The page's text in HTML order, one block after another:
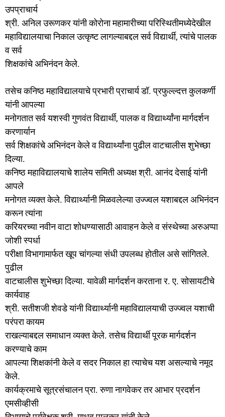
उपप्राचार्य
श्री. अनिल उरूणकर यांनी कोरोना महामारीच्या परिस्थितीमध्येदेखील
महाविद्यालयाचा निकाल उत्कृष्ट लागल्याबद्दल सर्व विद्यार्थी, त्यांचे पालक
व सर्व
शिक्षकांचे अभिनंदन केले.
तसेच कनिष्ठ महाविद्यालयाचे प्रभारी प्राचार्य डॉ. प्रफुल्ल्दत्त कुलकर्णी
यांनी आपल्या
मनोगतात सर्व यशस्वी गुणवंत विद्यार्थी, पालक व विद्यार्थ्यांना मार्गदर्शन
करणार्यान
सर्व शिक्षकांचे अभिनंदन केले व विद्यार्थ्यांना पुढील वाटचालीस शुभेच्छा
दिल्या.
कनिष्ठ महाविद्यालयाचे शालेय समिती अध्यक्ष श्री. आनंद देसाई यांनी
आपले
मनोगत व्यक्त केले. विद्यार्थ्यानी मिळवलेल्या उज्ज्वल यशाबद्दल अभिनंदन
करून त्यांना
करियरच्या नवीन वाटा शोधण्यासाठी आवाहन केले व संस्थेच्या अरुअप्पा
जोशी स्पर्धा
परीक्षा विभागामार्फत खूप चांगल्या संधी उपलब्ध होतील असे सांगितले.
पुढील
वाटचालीस शुभेच्छा दिल्या. यावेळी मार्गदर्शन करताना र. ए. सोसायटीचे
कार्यवाह
श्री. सतीशजी शेवडे यांनी विद्यार्थ्यानी महाविद्यालयाची उज्ज्वल यशाची
परंपरा कायम
राखल्याबद्दल समाधान व्यक्त केले. तसेच विद्यार्थी पूरक मार्गदर्शन
करण्याचे काम
आपल्या शिक्षकांनी केले व सदर निकाल हा त्याचेच यश असल्याचे नमूद
केले.
कार्यक्रमाचे सूत्रसंचालन प्रा. रुणा नागवेकर तर आभार प्रदर्शन
एमसीव्हीसी